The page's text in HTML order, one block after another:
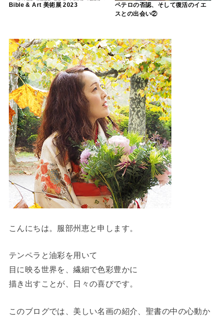
Bible & Art 美術展 2023
ペテロの否認、そして復活のイエ
スとの出会い②
こんにちは。服部州恵と申します。
テンペラと油彩を用いて
目に映る世界を、繊細で色彩豊かに
描き出すことが、日々の喜びです。
このブログでは、美しい名画の紹介、聖書の中の心動か